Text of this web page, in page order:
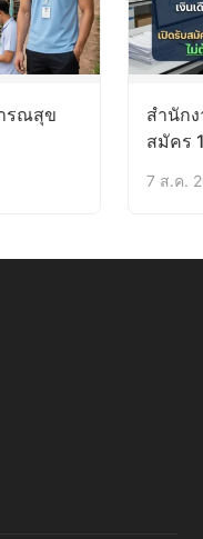
รณสุข
สำนัก
สมัคร
7 ส.ค.